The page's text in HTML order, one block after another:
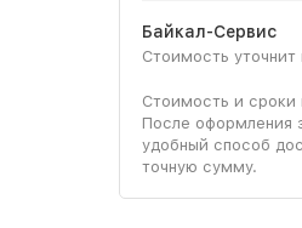
Байкал-Сервис
Стоимость
Стоимость и сроки
После оформления
удобный способ
точную сумму.